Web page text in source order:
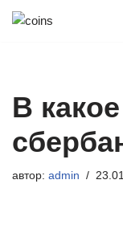
В
автор: admin